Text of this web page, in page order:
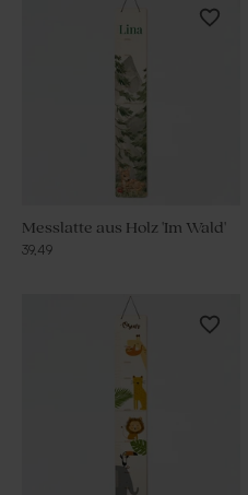
Messlatte aus Holz 'Im Wald'
39,49